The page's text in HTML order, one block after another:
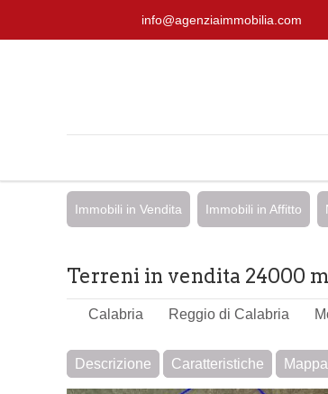
info@agenziaimmobilia.com
Immobili in Vendita Immobili in Affitto
Terreni in vendita 24000
Calabria Reggio di Calabria
Descrizione Caratteristiche Mappa